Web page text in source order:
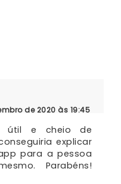
de 2020 às 19:45
útil e cheio de
explicar
para a pessoa
Parabéns!